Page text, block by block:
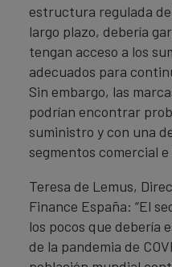
estructura regulada
largo plazo, debería
tengan acceso a los
adecuados para
Sin embargo, las
podrían encontrar
suministro y con una
segmentos comercial
Teresa de Lemus,
Finance España: “El
los pocos que debería
de la pandemia de